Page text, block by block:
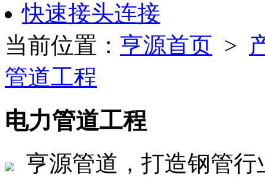
快速接头连接
当前位置： 亨源首页 >
管道工程
电力管道工程
亨源管道，打造钢管